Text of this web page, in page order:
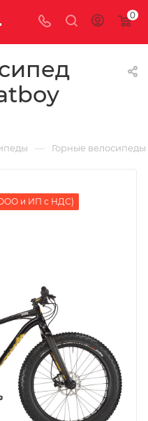
0
— Горные велосипеды
ООО и ИП с НДС)